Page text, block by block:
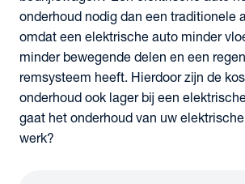
onderhoud nodig dan een traditionele
omdat een elektrische auto minder
minder bewegende delen en een
remsysteem heeft. Hierdoor zijn de
onderhoud ook lager bij een
gaat het onderhoud van uw
werk?